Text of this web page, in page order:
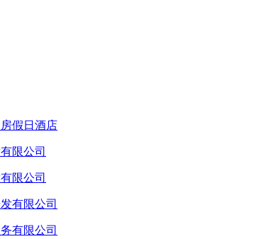
假日酒店
限公司
限公司
有限公司
有限公司